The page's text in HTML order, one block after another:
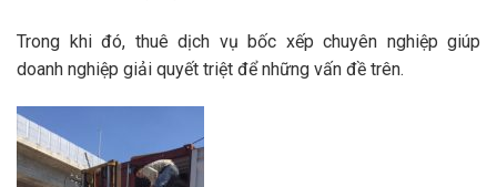
Trong khi đó, thuê dịch vụ bốc xếp chuyên nghiệp giúp
doanh nghiệp giải quyết triệt để những vấn đề trên.